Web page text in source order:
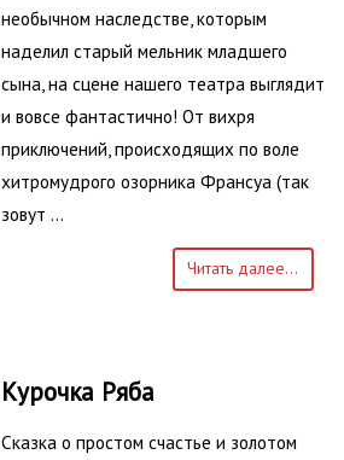
необычном наследстве, которым
наделил старый мельник младшего
сына, на сцене нашего театра выглядит
и вовсе фантастично! От вихря
приключений, происходящих по воле
хитромудрого озорника Франсуа (так
зовут …
Читать далее...
Курочка Ряба
Сказка о простом счастье и золотом